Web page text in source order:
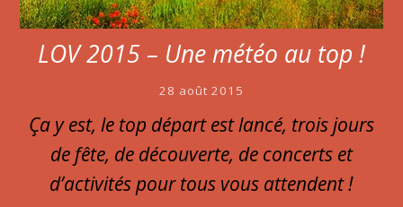
LOV 2015 – Une météo au top !
28 août 2015
Ça y est, le top départ est lancé, trois jours
de fête, de découverte, de concerts et
d’activités pour tous vous attendent !